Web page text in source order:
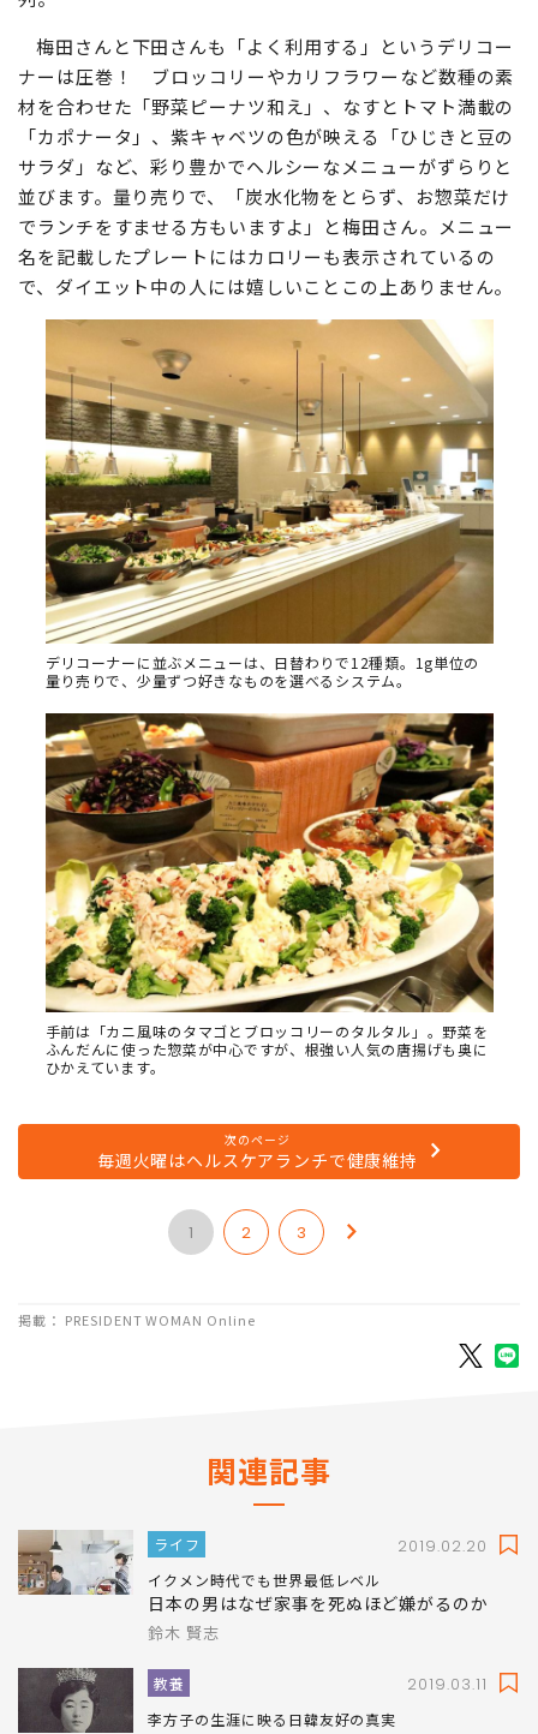
梅田さんと下田さんも「よく利用する」というデリコー
ナーは圧巻！ ブロッコリーやカリフラワーなど数種の素
材を合わせた「野菜ピーナツ和え」、なすとトマト満載の
「カポナータ」、紫キャベツの色が映える「ひじきと豆の
サラダ」など、彩り豊かでヘルシーなメニューがずらりと
並びます。量り売りで、「炭水化物をとらず、お惣菜だけ
でランチをすませる方もいますよ」と梅田さん。メニュー
名を記載したプレートにはカロリーも表示されているの
で、ダイエット中の人には嬉しいことこの上ありません。
デリコーナーに並ぶメニューは、日替わりで12種類。1g単位の
量り売りで、少量ずつ好きなものを選べるシステム。
手前は「カニ風味のタマゴとブロッコリーのタルタル」。野菜を
ふんだんに使った惣菜が中心ですが、根強い人気の唐揚げも奥に
ひかえています。
次のページ
毎週火曜はヘルスケアランチで健康維持
1 2 3
掲載： PRESIDENT WOMAN Online
関連記事
ライフ 2019.02.20
イクメン時代でも世界最低レベル
日本の男はなぜ家事を死ぬほど嫌がるのか
鈴木 賢志
教養 2019.03.11
李方子の生涯に映る日韓友好の真実